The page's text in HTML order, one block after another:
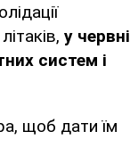
у червні
систем і
щоб дати їм